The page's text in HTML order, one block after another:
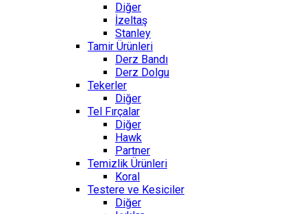
Diğer
İzeltaş
Stanley
Tamir Ürünleri
Derz Bandı
Derz Dolgu
Tekerler
Diğer
Tel Fırçalar
Diğer
Hawk
Partner
Temizlik Ürünleri
Koral
Testere ve Kesiciler
Diğer